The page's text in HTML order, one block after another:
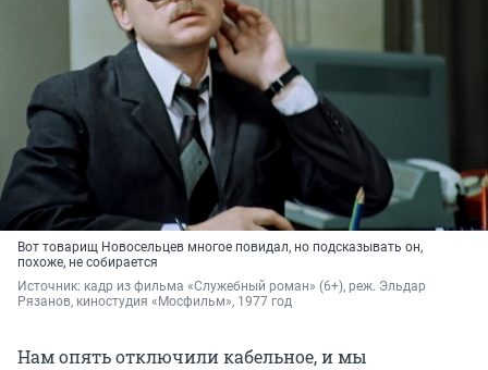
Вот товарищ Новосельцев многое повидал, но подсказывать он,
похоже, не собирается
Источник: кадр из фильма «Служебный роман» (6+), реж. Эльдар
Рязанов, киностудия «Мосфильм», 1977 год
Нам опять отключили кабельное, и мы